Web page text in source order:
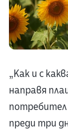
„Как и с
направя
преди три